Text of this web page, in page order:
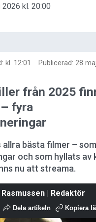
2026 kl. 20:00
kl. 12:01 Publicerad: 28
från 2025
fyra
allra bästa filmer –
och som hyllats av
nu att streama.
| Redaktör
Dela artikeln Kopiera